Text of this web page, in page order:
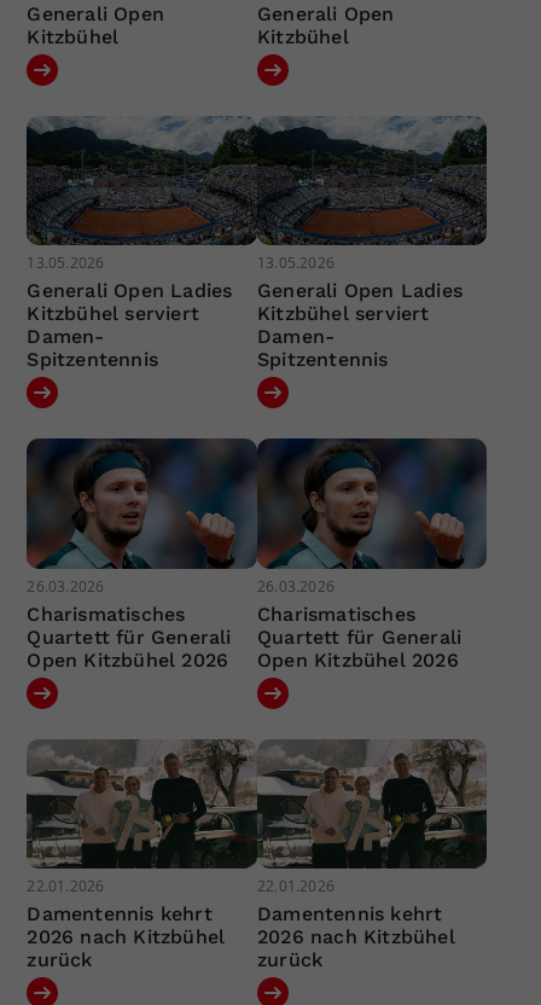
Generali Open
Kitzbühel
Generali Open
Kitzbühel
13.05.2026
Generali Open Ladies
Kitzbühel serviert
Damen-
Spitzentennis
13.05.2026
Generali Open Ladies
Kitzbühel serviert
Damen-
Spitzentennis
26.03.2026
Charismatisches
Quartett für Generali
Open Kitzbühel 2026
26.03.2026
Charismatisches
Quartett für Generali
Open Kitzbühel 2026
22.01.2026
Damentennis kehrt
2026 nach Kitzbühel
zurück
22.01.2026
Damentennis kehrt
2026 nach Kitzbühel
zurück